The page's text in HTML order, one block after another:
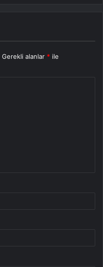
Gerekli alanlar * ile